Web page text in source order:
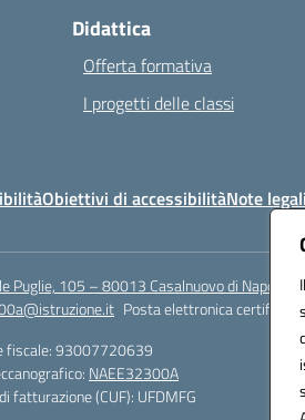
Didattica
Offerta formativa
I progetti delle classi
Obiettivi di accessibilitàNote legali
Puglie, 105 – 80013 Casalnuovo di Napoli
Posta elettronica certificata
fiscale: 93007720639
NAEE32300A
fatturazione (CUF): UFDMFG